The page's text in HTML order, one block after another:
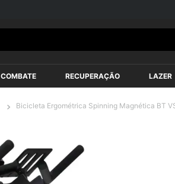
COMBATE RECUPERAÇÃO LAZER
Bicicleta Ergométrica Spinning Magnética BT